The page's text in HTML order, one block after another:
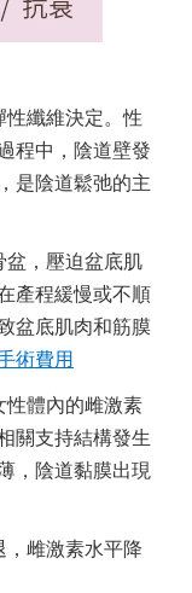
性纖維決定。性
程中，陰道壁發
是陰道鬆弛的主
盆，壓迫盆底肌
產程緩慢或不順
盆底肌肉和筋膜
術費用
性體內的雌激素
關支持結構發生
，陰道黏膜出現
，雌激素水平降